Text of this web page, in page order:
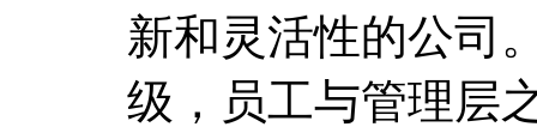
新和灵活性的公司
级，员工与管理层